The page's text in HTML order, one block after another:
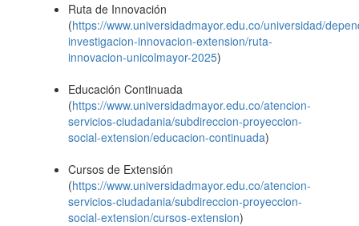
Ruta de Innovación
(https://www.universidadmayor.edu.co/universidad/
investigacion-innovacion-extension/ruta-
innovacion-unicolmayor-2025)
Educación Continuada
(https://www.universidadmayor.edu.co/atencion-
servicios-ciudadania/subdireccion-proyeccion-
social-extension/educacion-continuada)
Cursos de Extensión
(https://www.universidadmayor.edu.co/atencion-
servicios-ciudadania/subdireccion-proyeccion-
social-extension/cursos-extension)